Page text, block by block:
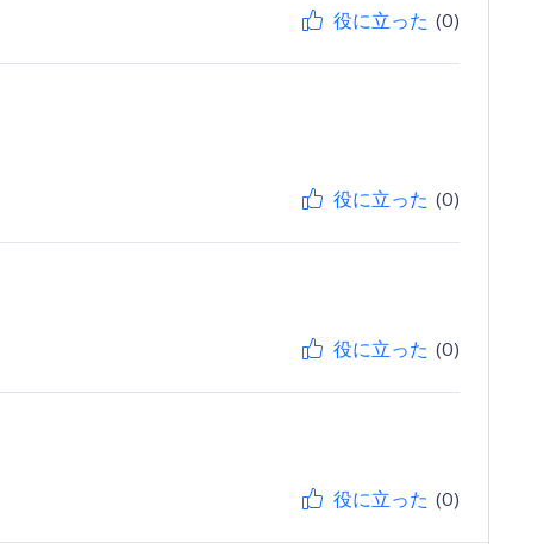
役に立った (0)
役に立った (0)
役に立った (0)
役に立った (0)